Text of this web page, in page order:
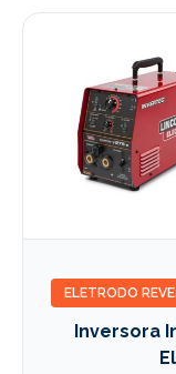
ELETRODO
Inversora